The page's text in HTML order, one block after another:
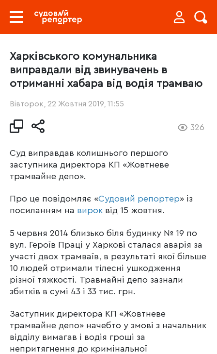
Харківського комунальника
виправдали від звинувачень в
отриманні хабара від водія трамваю
Вівторок, 22 Жовтня 2019, 11:55
326
Суд виправдав колишнього першого
заступника директора КП «Жовтневе
трамвайне депо».
Про це повідомляє «Судовий репортер» із
посиланням на вирок від 15 жовтня.
5 червня 2014 близько біля будинку № 19 по
вул. Героїв Праці у Харкові сталася аварія за
участі двох трамваїв, в результаті якої більше
10 людей отримали тілесні ушкодження
різної тяжкості. Травмайні депо зазнали
збитків в сумі 43 і 33 тис. грн.
Заступник директора КП «Жовтневе
трамвайне депо» начебто у змові з начальник
відділу вимагав і водія гроші за
непритягнення до кримінальної